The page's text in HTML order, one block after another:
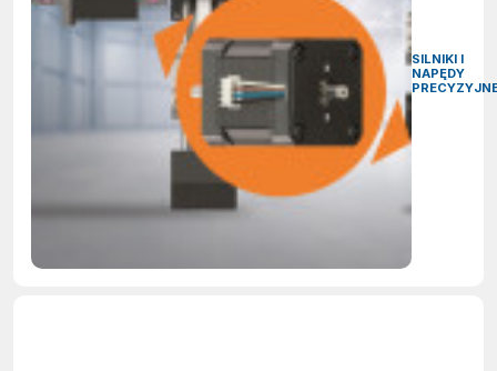
SILNIKI I
NAPĘDY